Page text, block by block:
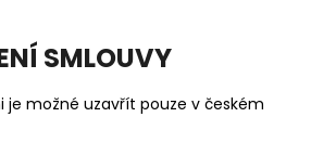
SMLOUVY
je možné uzavřít pouze v českém